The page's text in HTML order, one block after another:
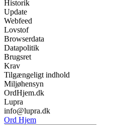
Historik
Update
Webfeed
Lovstof
Browserdata
Datapolitik
Brugsret
Krav
Tilgængeligt indhold
Miljøhensyn
OrdHjem.dk
Lupra
info@lupra.dk
Ord Hjem